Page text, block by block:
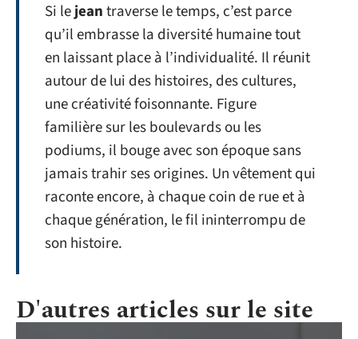
Si lejeantraverse le temps, c’est parce
qu’il embrasse la diversité humaine tout
en laissant place à l’individualité. Il réunit
autour de lui des histoires, des cultures,
une créativité foisonnante. Figure
familière sur les boulevards ou les
podiums, il bouge avec son époque sans
jamais trahir ses origines. Un vêtement qui
raconte encore, à chaque coin de rue et à
chaque génération, le fil ininterrompu de
son histoire.
D'autres articles sur le site